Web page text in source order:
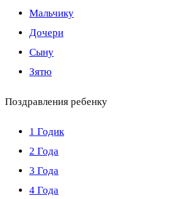
Мальчику
Дочери
Сыну
Зятю
Поздравления ребенку
1 Годик
2 Года
3 Года
4 Года